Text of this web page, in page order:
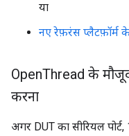
या
नए रेफ़रंस प्लैटफ़ॉर्म
OpenThread के
करना
अगर DUT का सीरियल